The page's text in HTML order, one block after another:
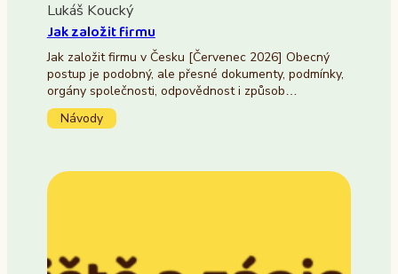
Lukáš Koucký
Jak založit firmu
Jak založit firmu v Česku [Červenec 2026] Obecný
postup je podobný, ale přesné dokumenty, podmínky,
orgány společnosti, odpovědnost i způsob…
Návody